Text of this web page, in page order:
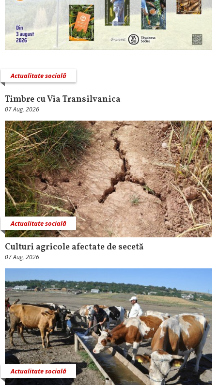
Actualitate socială
Timbre cu Via Transilvanica
07 Aug, 2026
Actualitate socială
Culturi agricole afectate de secetă
07 Aug, 2026
Actualitate socială